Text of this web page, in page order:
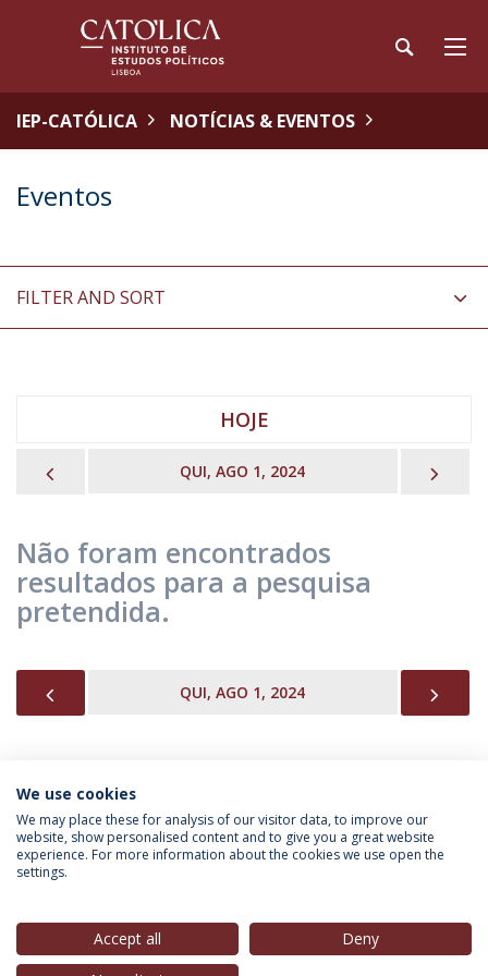
IEP-CATÓLICA NOTÍCIAS & EVENTOS
Eventos
FILTER AND SORT
HOJE
QUI, AGO 1, 2024
Não foram encontrados
resultados para a pesquisa
pretendida.
QUI, AGO 1, 2024
INFORMAÇÃO PARA
We use cookies
We may place these for analysis of our visitor data, to improve our
website, show personalised content and to give you a great website
experience. For more information about the cookies we use open the
settings.
Accept all
Deny